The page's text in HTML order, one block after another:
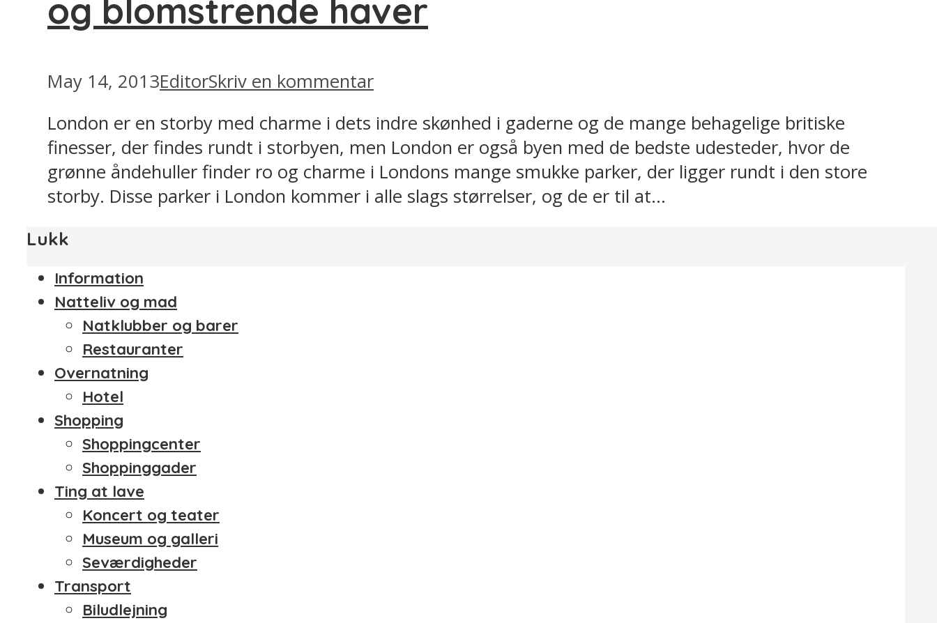
og blomstrende haver
May 14, 2013EditorSkriv en kommentar
London er en storby med charme i dets indre skønhed i gaderne og de mange behagelige britiske
finesser, der findes rundt i storbyen, men London er også byen med de bedste udesteder, hvor de
grønne åndehuller finder ro og charme i Londons mange smukke parker, der ligger rundt i den store
storby. Disse parker i London kommer i alle slags størrelser, og de er til at...
Lukk
Information
Natteliv og mad
Natklubber og barer
Restauranter
Overnatning
Hotel
Shopping
Shoppingcenter
Shoppinggader
Ting at lave
Koncert og teater
Museum og galleri
Seværdigheder
Transport
Biludlejning